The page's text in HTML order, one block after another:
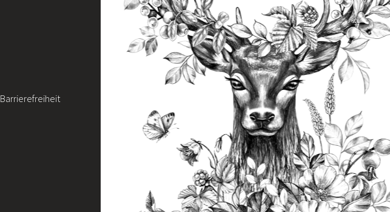
Barrierefreiheit